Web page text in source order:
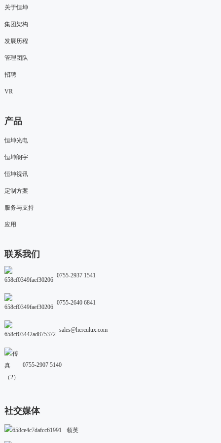
关于恒坤
集团架构
发展历程
管理团队
招聘
VR
产品
恒坤光电
恒坤朗宇
恒坤视讯
定制方案
服务与支持
应用
联系我们
0755-2937 1541
0755-2640 6841
sales@herculux.com
0755-2907 5140
社交媒体
领英